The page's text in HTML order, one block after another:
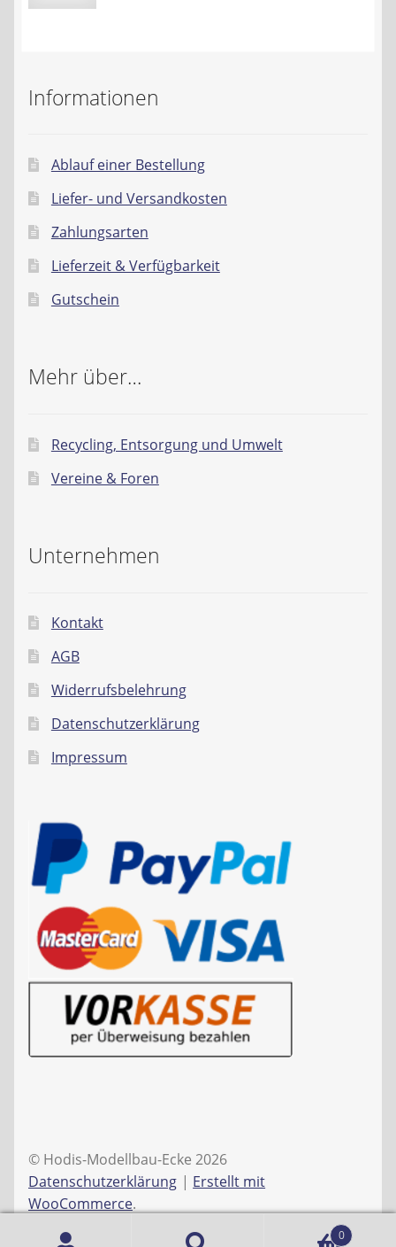
Informationen
Ablauf einer Bestellung
Liefer- und Versandkosten
Zahlungsarten
Lieferzeit & Verfügbarkeit
Gutschein
Mehr über…
Recycling, Entsorgung und Umwelt
Vereine & Foren
Unternehmen
Kontakt
AGB
Widerrufsbelehrung
Datenschutzerklärung
Impressum
© Hodis-Modellbau-Ecke 2026
Datenschutzerklärung
Erstellt mit
WooCommerce.
0